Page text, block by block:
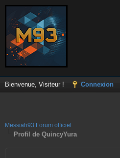
Bienvenue, Visiteur ! Connexion
Messiah93 Forum officiel
Profil de QuincyYura